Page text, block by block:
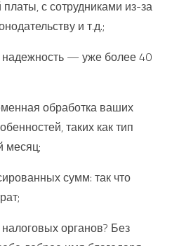
с сотрудниками из-за
и т.д.;
надежность — уже более 40
обработка ваших
таких как тип
месяц;
сумм: так что
органов? Без